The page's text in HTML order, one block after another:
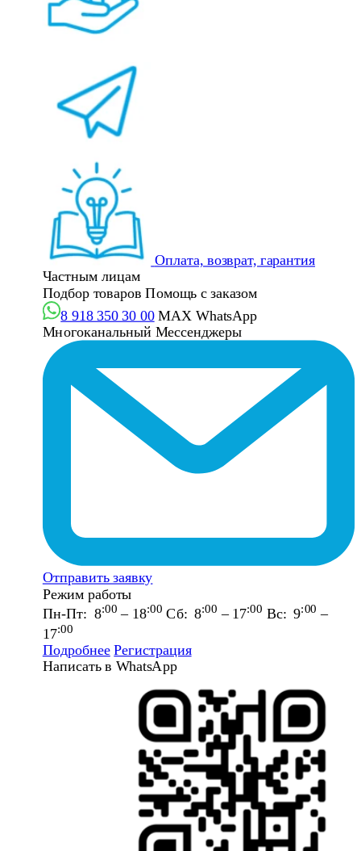
Оплата, возврат, гарантия
Частным лицам
Подбор товаров Помощь с заказом
8 918 350 30 00 MAX WhatsApp
Многоканальный Мессенджеры
Отправить заявку
Режим работы
Пн-Пт: 8:00 – 18:00 Сб: 8:00 – 17:00 Вс: 9:00 –
17:00
Подробнее Регистрация
Написать в WhatsApp